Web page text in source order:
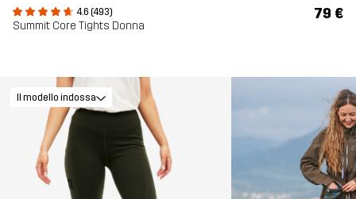
4.6 (493)
Summit Core Tights Donna
79 €
Il modello indossa